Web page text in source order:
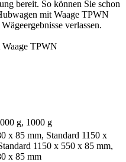
bereit. So können Sie schon
mit Waage TPWN
verlassen.
g, 1000 g
x 85 mm, Standard 1150 x
1150 x 550 x 85 mm,
x 85 mm